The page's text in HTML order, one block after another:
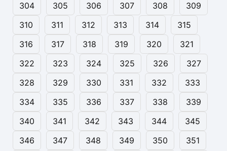
304
305 306 307 308
309
310
311 312 313 314
315
316
317 318 319 320
321
322
323 324 325 326
327
328
329 330 331 332
333
334
335 336 337 338
339
340
341 342 343 344
345
346
347 348 349 350
351